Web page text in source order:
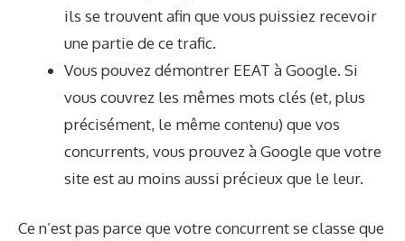
ils se trouvent afin que vous puissiez recevoir
une partie de ce trafic.
Vous pouvez démontrer EEAT à Google. Si
vous couvrez les mêmes mots clés (et, plus
précisément, le même contenu) que vos
concurrents, vous prouvez à Google que votre
site est au moins aussi précieux que le leur.
Ce n’est pas parce que votre concurrent se classe que